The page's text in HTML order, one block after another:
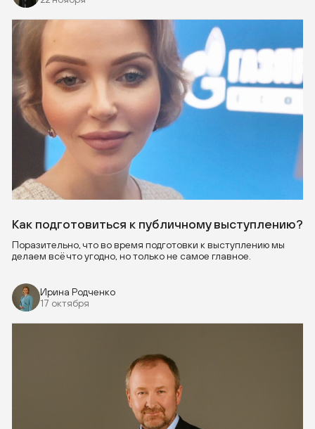
Как подготовиться к публичному выступлению?
Поразительно, что во время подготовки к выступлению мы
делаем всё что угодно, но только не самое главное.
Ирина Родченко
17 октября